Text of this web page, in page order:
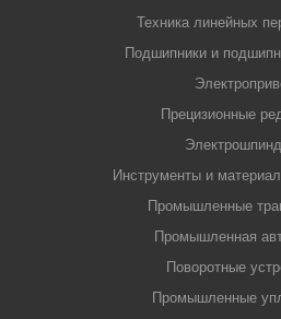
Техника линейных
Подшипники и
Прецизионные
Инструменты и
Промышленные
Промышленная
Поворотные
Промышленные